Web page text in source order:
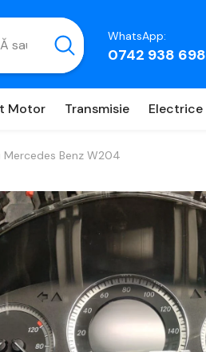
WhatsApp:
0742 938 698
Motor Transmisie Electrice
Mercedes Benz W204